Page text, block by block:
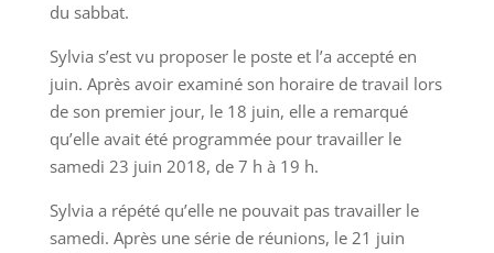
du sabbat.
Sylvia s’est vu proposer le poste et l’a accepté en
juin. Après avoir examiné son horaire de travail lors
de son premier jour, le 18 juin, elle a remarqué
qu’elle avait été programmée pour travailler le
samedi 23 juin 2018, de 7 h à 19 h.
Sylvia a répété qu’elle ne pouvait pas travailler le
samedi. Après une série de réunions, le 21 juin